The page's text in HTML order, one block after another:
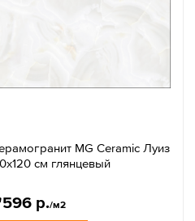
MG Ceramic Луиз
см глянцевый
р./м2